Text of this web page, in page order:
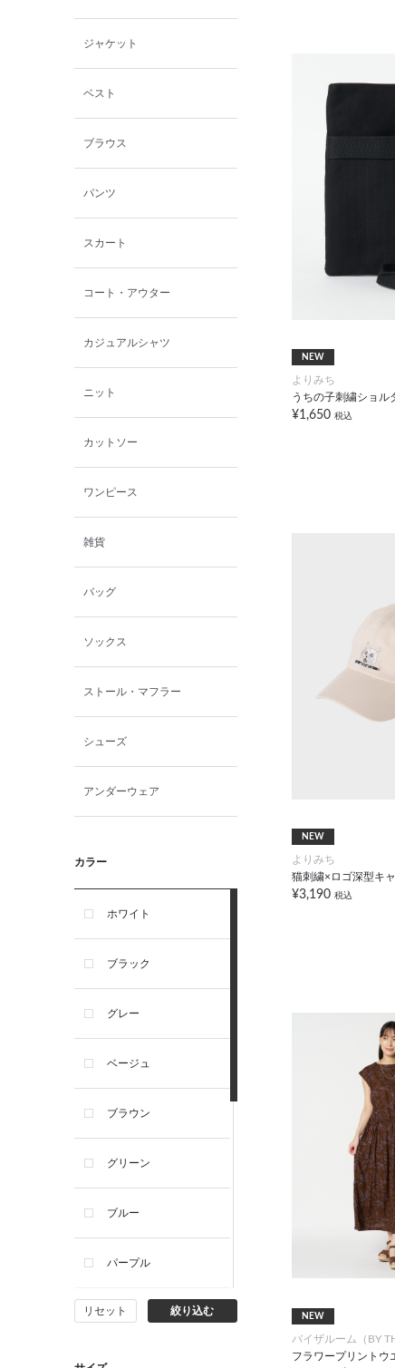
小泉革店
シャミー
パーソンズジーンズ
ファインデーション
ローズペッシュ / パル
モンド
ジャケット
ベスト
ブラウス
パンツ
スカート
コート・アウター
カジュアルシャツ
ニット
カットソー
ワンピース
雑貨
バッグ
ソックス
ストール・マフラー
シューズ
アンダーウェア
カラー
ホワイト
ブラック
グレー
ベージュ
ブラウン
グリーン
ブルー
パープル
イエロー
ピンク
リセット 絞り込む
NEW
よりみち
うちの子刺繍ショル
¥1,650 税込
NEW
よりみち
猫刺繍×ロゴ深型キ
¥3,190 税込
NEW
バイザルーム（BY
フラワープリントウ